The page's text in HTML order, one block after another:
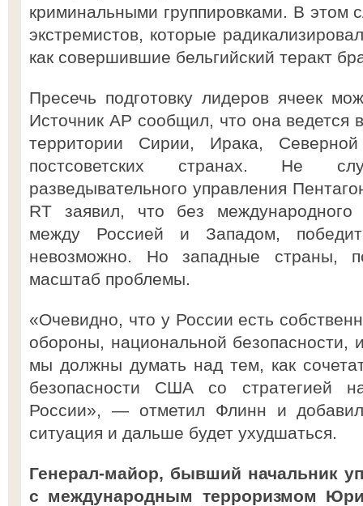
криминальными группировками. В этом
экстремистов, которые
как совершившие бельгийский теракт
Пресечь подготовку лидеров ячеек
Источник АР сообщил, что она ведется
территории Сирии, Ирака,
постсоветских странах. Не
разведывательного управления
RT заявил, что без международного
между Россией и Западом,
невозможно. Но западные страны,
масштаб проблемы.
«Очевидно, что у России есть
обороны, национальной
мы должны думать над тем, как
безопасности США со стратегией
России», — отметил Флинн и
ситуация и дальше будет ухудшаться.
Генерал-майор, бывший начальник
с международным терроризмом